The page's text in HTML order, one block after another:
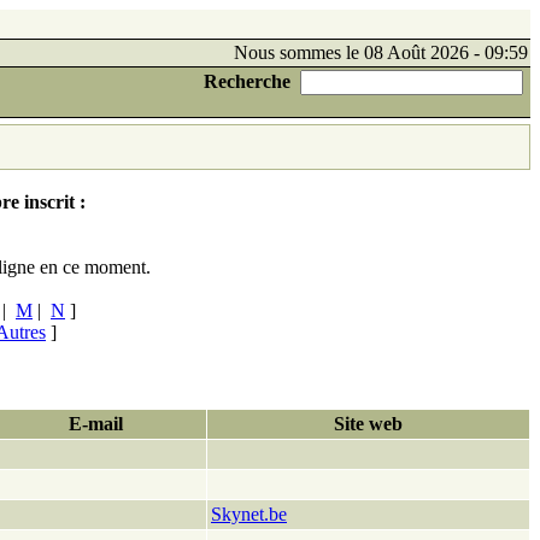
Nous sommes le 08 Août 2026 - 09:59
Recherche
inscrit :
en ce moment.
| M | N ]
]
E-mail
Site web
Skynet.be